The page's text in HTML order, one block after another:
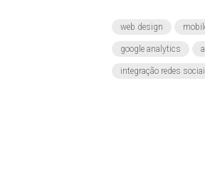
web design
google analytics
integração redes